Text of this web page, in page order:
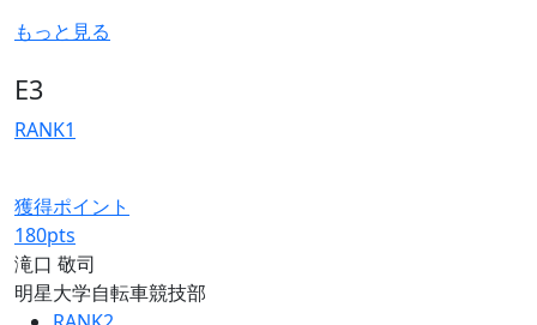
もっと見る
E3
RANK1
獲得ポイント
180pts
滝口 敬司
明星大学自転車競技部